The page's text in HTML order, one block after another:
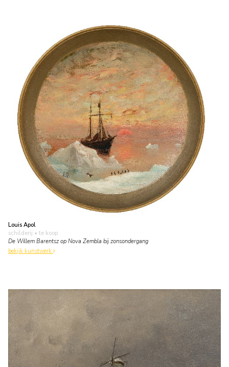
Louis Apol
schilderij • te koop
De Willem Barentsz op Nova Zembla bij zonsondergang
bekijk kunstwerk